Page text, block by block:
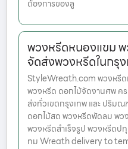
ต้องการของลู
พวงหรีดหนองแขม
จัดส่งพวงหรีดในกรุ
StyleWreath.com พวงหรีด
พวงหรีด ดอกไม้จัดงานศพ ค
ส่งทั่วเขตกรุงเทพ และ ปริม
ดอกไม้สด พวงหรีดพัดลม พว
พวงหรีดสำเร็จรูป พวงหรีด
ทม Wreath delivery to